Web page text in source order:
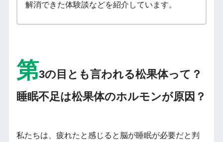
解消できた体験談などを紹介しています。
第3の目とも言われる松果体って？
睡眠不足は松果体のホルモンが原因？
私たちは、疲れたと感じると脳が睡眠が必要だと判